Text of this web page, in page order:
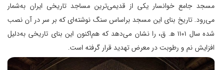
مسجد جامع خوانسار یکی از قدیمی‌ترین مساجد تاریخی ایران به‌شمار
می‌رود. تاریخ بنای این مسجد براساس سنگ نوشته‌ای که بر سر در آن نصب
شده سال ۱۱۰۱ ه‍. ق، را نشان می‌دهد که هم‌اکنون این بنای تاریخی به‌دلیل
افزایش نم و رطوبت در معرض تهدید قرار گرفته است.